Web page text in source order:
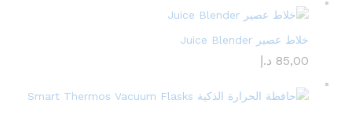
خلاط عصير Juice Blender
85,00 د.إ